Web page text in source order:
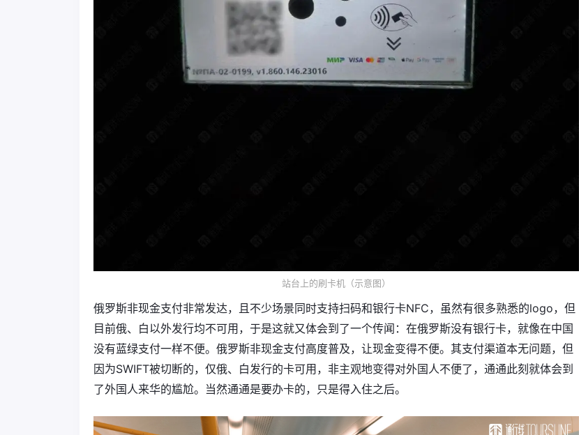
站台上的刷卡机（示意图）
俄罗斯非现金支付非常发达，且不少场景同时支持扫码和银行卡NFC，虽然有很多熟悉的logo，但
目前俄、白以外发行均不可用，于是这就又体会到了一个传闻：在俄罗斯没有银行卡，就像在中国
没有蓝绿支付一样不便。俄罗斯非现金支付高度普及，让现金变得不便。其支付渠道本无问题，但
因为SWIFT被切断的，仅俄、白发行的卡可用，非主观地变得对外国人不便了，通通此刻就体会到
了外国人来华的尴尬。当然通通是要办卡的，只是得入住之后。